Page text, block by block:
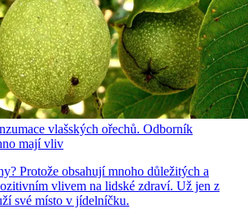
vlašských ořechů. Odborník
mají vliv
Protože obsahují mnoho důležitých a
vlivem na lidské zdraví. Už jen z
své místo v jídelníčku.